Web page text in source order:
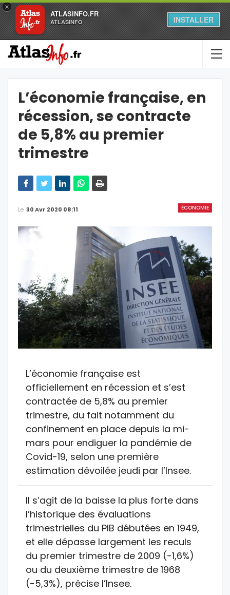
×
ATLASINFO.FR
ATLASINFO INSTALLER
L’économie française, en
récession, se contracte
de 5,8% au premier
trimestre
ÉCONOMIE
Le 30 Avr 2020 08:11
L’économie française est
officiellement en récession et s’est
contractée de 5,8% au premier
trimestre, du fait notamment du
confinement en place depuis la mi-
mars pour endiguer la pandémie de
Covid-19, selon une première
estimation dévoilée jeudi par l’Insee.
Il s’agit de la baisse la plus forte dans
l’historique des évaluations
trimestrielles du PIB débutées en 1949,
et elle dépasse largement les reculs
du premier trimestre de 2009 (-1,6%)
ou du deuxième trimestre de 1968
(-5,3%), précise l’Insee.